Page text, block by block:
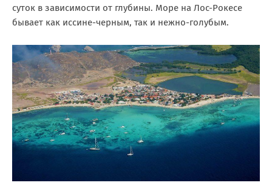
суток в зависимости от глубины. Море на Лос-Рокесе
бывает как иссине-черным, так и нежно-голубым.